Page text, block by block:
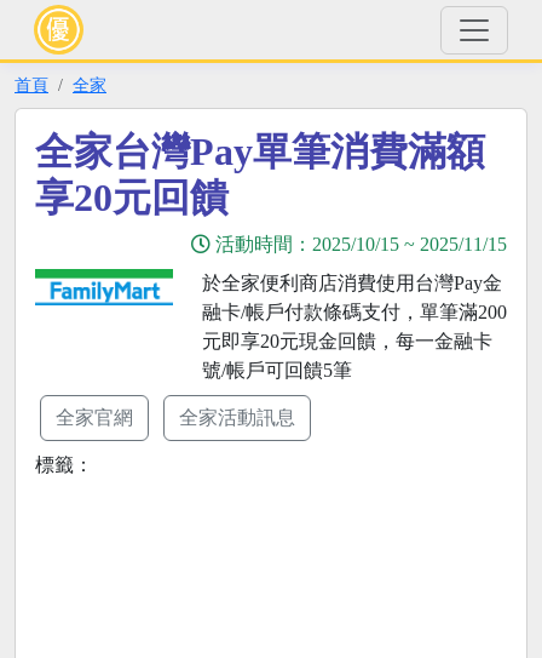
首頁 全家
全家台灣Pay單筆消費滿額
享20元回饋
活動時間： 2025/10/15 ~ 2025/11/15
於全家便利商店消費使用台灣Pay金
融卡/帳戶付款條碼支付，單筆滿200
元即享20元現金回饋，每一金融卡
號/帳戶可回饋5筆
全家官網 全家活動訊息
標籤：